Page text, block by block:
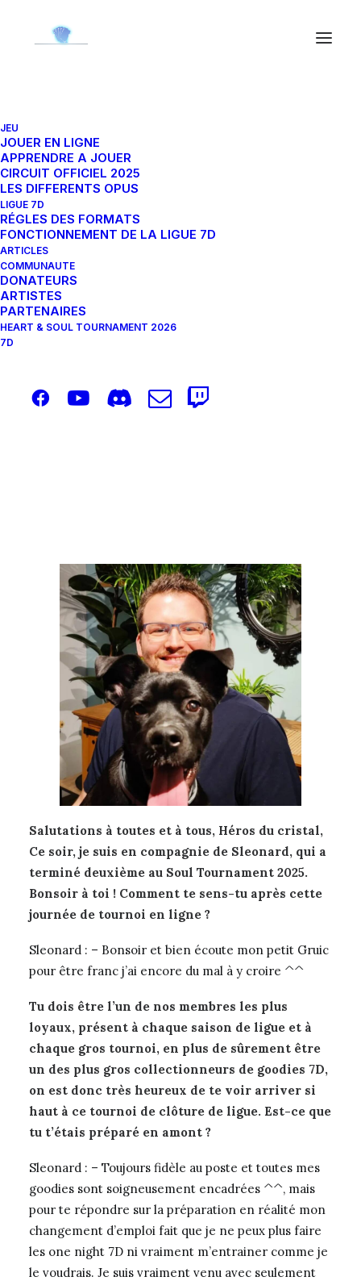
JEU
JOUER EN LIGNE
APPRENDRE A JOUER
CIRCUIT OFFICIEL 2025
LES DIFFERENTS OPUS
LIGUE 7D
RÉGLES DES FORMATS
FONCTIONNEMENT DE LA LIGUE 7D
ARTICLES
COMMUNAUTE
DONATEURS
ARTISTES
PARTENAIRES
HEART & SOUL TOURNAMENT 2026
7D
InTous, Tournois et évènements
communautaire
Interview du finaliste du
Soul Tournament 2025 :
Salutations à toutes et à tous, Héros du cristal,
Ce soir, je suis en compagnie de Sleonard, qui a
terminé deuxième au Soul Tournament 2025.
Bonsoir à toi ! Comment te sens-tu après cette
journée de tournoi en ligne ?
Sleonard : – Bonsoir et bien écoute mon petit Gruic
pour être franc j’ai encore du mal à y croire ^^
Tu dois être l’un de nos membres les plus
loyaux, présent à chaque saison de ligue et à
chaque gros tournoi, en plus de sûrement être
un des plus gros collectionneurs de goodies 7D,
on est donc très heureux de te voir arriver si
haut à ce tournoi de clôture de ligue. Est-ce que
tu t’étais préparé en amont ?
Sleonard : – Toujours fidèle au poste et toutes mes
goodies sont soigneusement encadrées ^^, mais
pour te répondre sur la préparation en réalité mon
changement d’emploi fait que je ne peux plus faire
les one night 7D ni vraiment m’entrainer comme je
le voudrais. Je suis vraiment venu avec seulement